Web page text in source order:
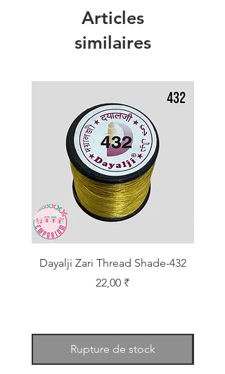
Articles
similaires
Dayalji Zari Thread Shade-432
Prix
22,00 ₹
Rupture de stock